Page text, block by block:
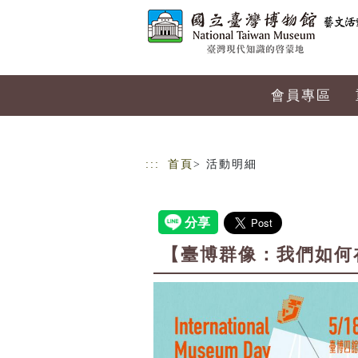
會員專區
::: 首頁 > 活動明細
【臺博群像：我們如